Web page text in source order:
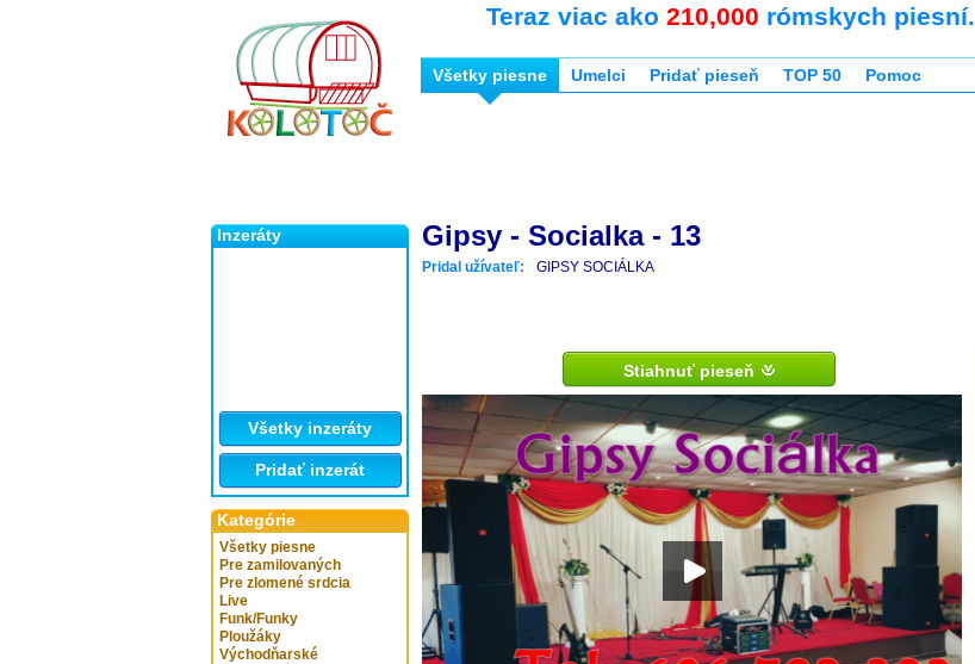
Inzeráty
Všetky inzeráty
Pridať inzerát
Kategórie
Všetky piesne
Pre zamilovaných
Pre zlomené srdcia
Live
Funk/Funky
Ploužáky
Východňarské
Teraz viac ako 210,000 rómskych piesní.
Všetky piesne Umelci Pridať pieseň TOP 50 Pomoc
Gipsy - Socialka - 13
Pridal užívateľ: GIPSY SOCIÁLKA
Stiahnuť pieseň